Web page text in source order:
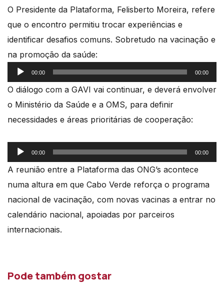
O Presidente da Plataforma, Felisberto Moreira, refere
que o encontro permitiu trocar experiências e
identificar desafios comuns. Sobretudo na vacinação e
na promoção da saúde:
Reprodutor
de
00:00 00:00
O diálogo com a GAVI vai continuar, e deverá envolver
o Ministério da Saúde e a OMS, para definir
necessidades e áreas prioritárias de cooperação:
Reprodutor
de
00:00 00:00
A reunião entre a Plataforma das ONG’s acontece
numa altura em que Cabo Verde reforça o programa
nacional de vacinação, com novas vacinas a entrar no
calendário nacional, apoiadas por parceiros
internacionais.
Pode também gostar